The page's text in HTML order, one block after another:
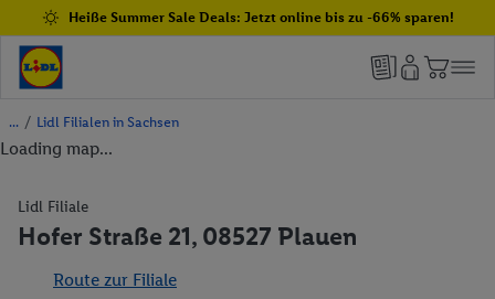
Heiße Summer Sale Deals: Jetzt online bis zu -66% sparen!
/ Lidl Filialen in Sachsen
Loading map...
Lidl Filiale
Hofer Straße 21, 08527 Plauen
Route zur Filiale